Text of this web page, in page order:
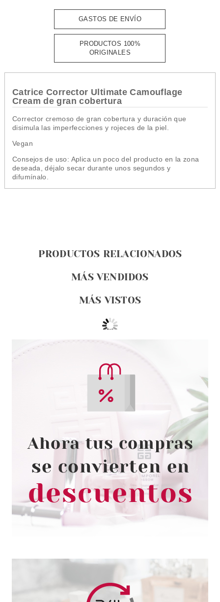
GASTOS DE ENVÍO
PRODUCTOS 100%
ORIGINALES
Catrice Corrector Ultimate Camouflage
Cream de gran cobertura
Corrector cremoso de gran cobertura y duración que
disimula las imperfecciones y rojeces de la piel.
Vegan
Consejos de uso: Aplica un poco del producto en la zona
deseada, déjalo secar durante unos segundos y
difumínalo.
PRODUCTOS RELACIONADOS
MÁS VENDIDOS
MÁS VISTOS
CATRICE
CATRICE FINDING DORY
BRONCEADOR LIQUIDO MATE
010 15 ML
Pvr 5.99€
-13%
desde
5.20€